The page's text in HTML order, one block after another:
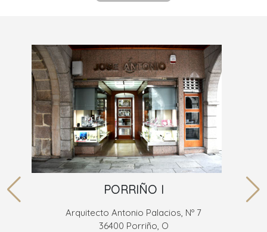
PORRIÑO I
Arquitecto Antonio Palacios, Nº 7
36400 Porriño, O